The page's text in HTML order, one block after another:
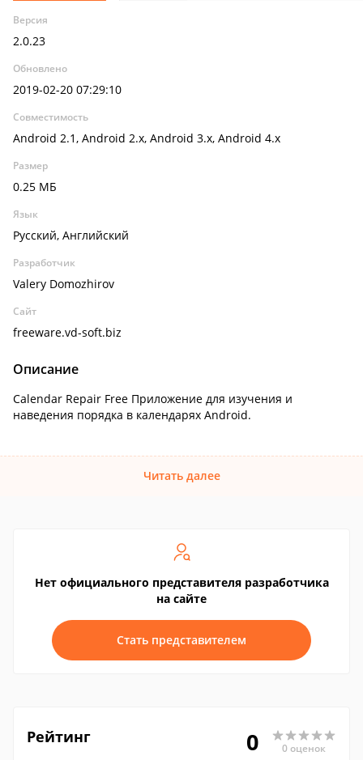
Версия
2.0.23
Обновлено
2019-02-20 07:29:10
Совместимость
Android 2.1, Android 2.x, Android 3.x, Android 4.x
Размер
0.25 МБ
Язык
Русский, Английский
Разработчик
Valery Domozhirov
Сайт
freeware.vd-soft.biz
Описание
Calendar Repair Free Приложение для изучения и
наведения порядка в календарях Android.
Читать далее
Нет официального представителя разработчика
на сайте
Стать представителем
Рейтинг 0 0 оценок